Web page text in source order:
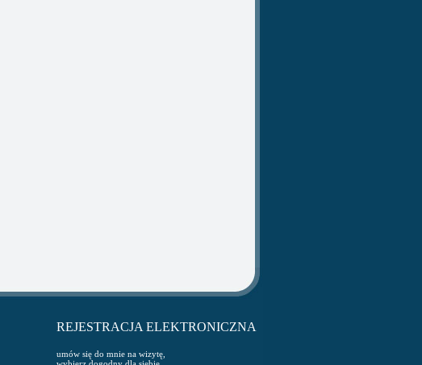
REJESTRACJA ELEKTRONICZNA
umów się do mnie na wizytę,